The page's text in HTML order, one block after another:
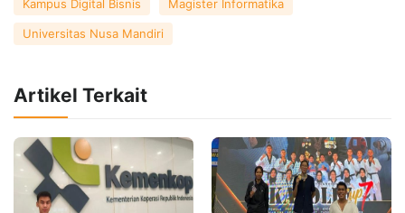
Kampus Digital Bisnis Magister Informatika
Universitas Nusa Mandiri
Artikel Terkait